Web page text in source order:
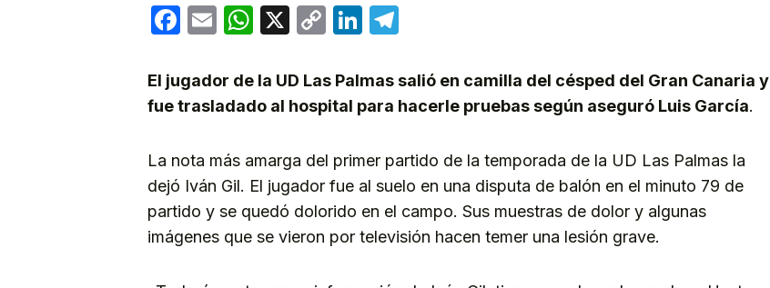
Facebook
EmailWhatsApp
X
CopyLinkedIn
El jugador de la UD Las Palmas salió en camilla del césped del Gran Canaria y
fue trasladado al hospital para hacerle pruebas según aseguró Luis García.
La nota más amarga del primer partido de la temporada de la UD Las Palmas la
dejó Iván Gil. El jugador fue al suelo en una disputa de balón en el minuto 79 de
partido y se quedó dolorido en el campo. Sus muestras de dolor y algunas
imágenes que se vieron por televisión hacen temer una lesión grave.